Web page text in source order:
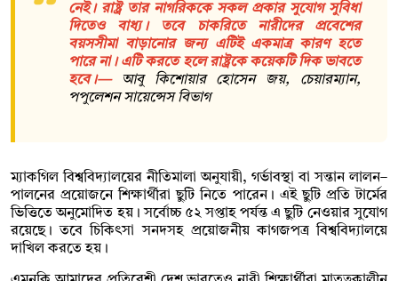
নেই। রাষ্ট্র তার নাগরিককে সকল প্রকার সুযোগ সুবিধা
দিতেও বাধ্য। তবে চাকরিতে নারীদের প্রবেশের
বয়সসীমা বাড়ানোর জন্য এটিই একমাত্র কারণ হতে
পারে না। এটি করতে হলে রাষ্ট্রকে কয়েকটি দিক ভাবতে
হবে।— আবু কিশোয়ার হোসেন জয়, চেয়ারম্যান,
পপুলেশন সায়েন্সেস বিভাগ
ম্যাকগিল বিশ্ববিদ্যালয়ের নীতিমালা অনুযায়ী, গর্ভাবস্থা বা সন্তান লালন–
পালনের প্রয়োজনে শিক্ষার্থীরা ছুটি নিতে পারেন। এই ছুটি প্রতি টার্মের
ভিত্তিতে অনুমোদিত হয়। সর্বোচ্চ ৫২ সপ্তাহ পর্যন্ত এ ছুটি নেওয়ার সুযোগ
রয়েছে। তবে চিকিৎসা সনদসহ প্রয়োজনীয় কাগজপত্র বিশ্ববিদ্যালয়ে
দাখিল করতে হয়।